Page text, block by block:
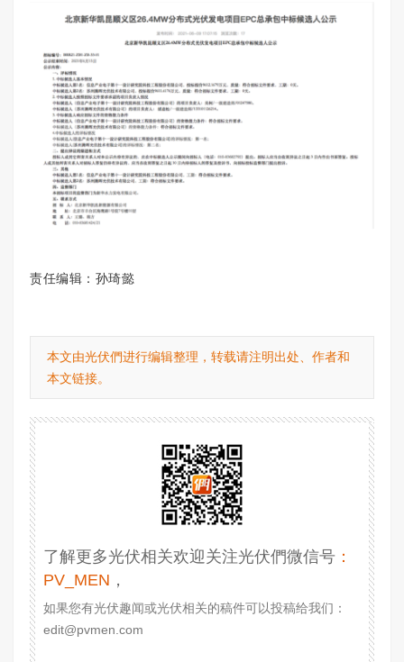
责任编辑：孙琦懿
本文由光伏們进行编辑整理，转载请注明出处、作者和
本文链接。
了解更多光伏相关欢迎关注光伏們微信号 ：
PV_MEN ，
如果您有光伏趣闻或光伏相关的稿件可以投稿给我们：
edit@pvmen.com